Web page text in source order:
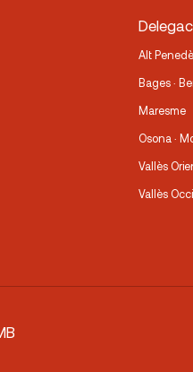
Alt
Bages ·
Maresme
Osona ·
Vallès
Vallès